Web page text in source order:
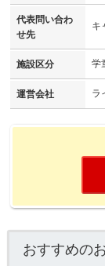
代表問い合わ
せ先
キ
施設区分 学
運営会社 ラ
おすすめの